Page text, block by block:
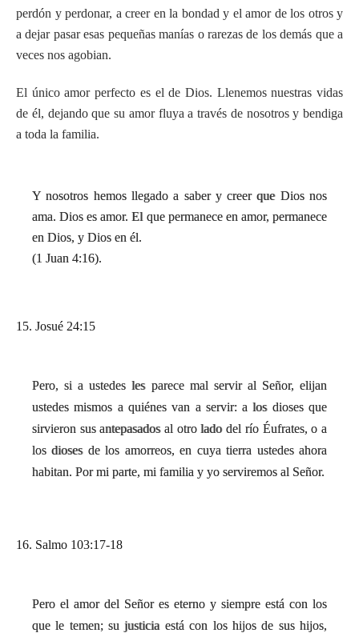
perdón y perdonar, a creer en la bondad y el amor de los otros y
a dejar pasar esas pequeñas manías o rarezas de los demás que a
veces nos agobian.
El único amor perfecto es el de Dios. Llenemos nuestras vidas
de él, dejando que su amor fluya a través de nosotros y bendiga
a toda la familia.
Y nosotros hemos llegado a saber y creer que Dios nos
ama. Dios es amor. El que permanece en amor, permanece
en Dios, y Dios en él.
(1 Juan 4:16).
15. Josué 24:15
Pero, si a ustedes les parece mal servir al Señor, elijan
ustedes mismos a quiénes van a servir: a los dioses que
sirvieron sus antepasados al otro lado del río Éufrates, o a
los dioses de los amorreos, en cuya tierra ustedes ahora
habitan. Por mi parte, mi familia y yo serviremos al Señor.
16. Salmo 103:17-18
Pero el amor del Señor es eterno y siempre está con los
que le temen; su justicia está con los hijos de sus hijos,